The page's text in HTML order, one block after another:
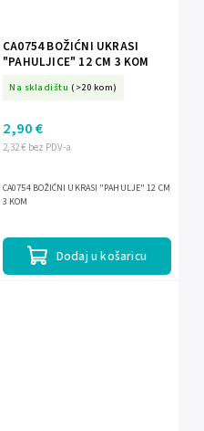
CA0754 BOŽIĆNI UKRASI
"PAHULJICE" 12 CM 3 KOM
Na skladištu (>20 kom)
2,32 € bez PDV-a
2,90 €
Dodaj u košaricu
CA0754 BOŽIĆNI UKRASI "PAHULJE" 12 CM
3 KOM